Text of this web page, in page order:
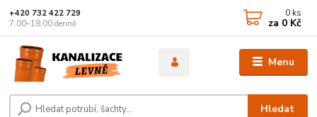
Menu
Hledat
+420 732 422 729
7:00–18:00 denně
0 ks
za 0 Kč